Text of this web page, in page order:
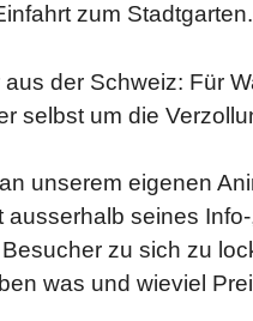
zum Stadtgarten.
der Schweiz: Für
selbst um die
unserem eigenen
seines
zu sich zu
was und wieviel